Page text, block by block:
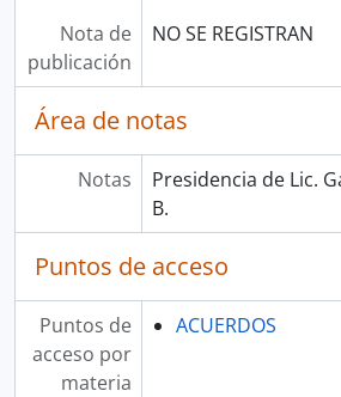
Nota de
publicación
NO SE REGISTRAN
Área de notas
Notas
Presidencia de Lic.
B.
Puntos de acceso
Puntos de
acceso por
materia
ACUERDOS